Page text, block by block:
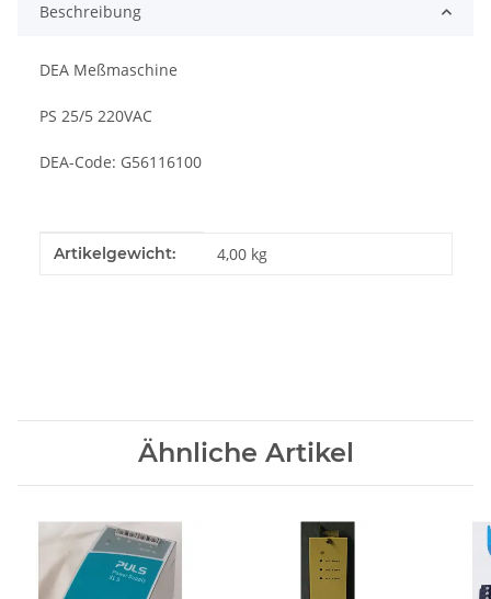
Beschreibung
DEA Meßmaschine
PS 25/5 220VAC
DEA-Code: G56116100
Produkteigenschaft
Wert
Artikelgewicht: 4,00 kg
Ähnliche Artikel